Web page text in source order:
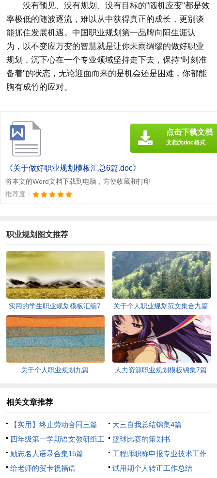
没有预见、没有规划、没有目标的"随机应变"都是效
率极低的随波逐流，难以从中获得真正的成长，更别谈
能抓住发展机遇。中国职业规划第一品牌向阳生涯认
为，以不变应万变的智慧就是让你未雨绸缪的做好职业
规划，沉下心在一个专业领域坚持走下去，保持"时刻准
备着"的状态，无论迎面而来的是机会还是困难，你都能
胸有成竹的应对。
《关于做好职业规划模板汇总6篇.doc》
将本文的Word文档下载到电脑，方便收藏和打印
推荐度：
点击下载文档
文档为doc格式
职业规划图文推荐
实用的学生职业规划模板汇编7
篇
关于个人职业规划范文集合九篇
关于个人职业规划九篇 人力资源职业规划模板锦集7篇
相关文章推荐
【实用】终止劳动合同三篇
大三自我总结锦集4篇
四年级第一学期语文教研组工
作计划
篮球比赛的策划书
励志名人语录合集15篇
工程师职称申报专业技术工作
总结
给老师的贺卡祝福语 试用期个人转正工作总结